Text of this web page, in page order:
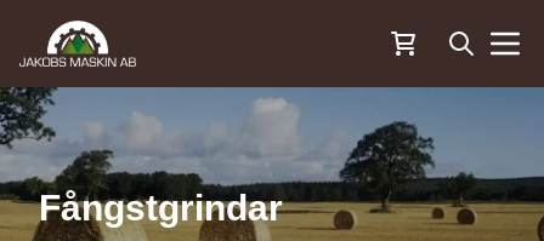
Öppna
Fångstgrindar